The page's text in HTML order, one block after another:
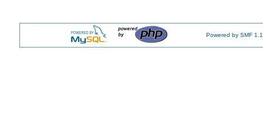
Powered by SMF